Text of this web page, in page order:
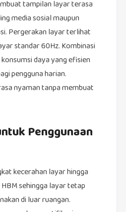
tampilan layar terasa
media sosial maupun
Pergerakan layar terlihat
standar 60Hz. Kombinasi
daya yang efisien
pengguna harian.
nyaman tanpa membuat
Penggunaan
kecerahan layar hingga
sehingga layar tetap
di luar ruangan.